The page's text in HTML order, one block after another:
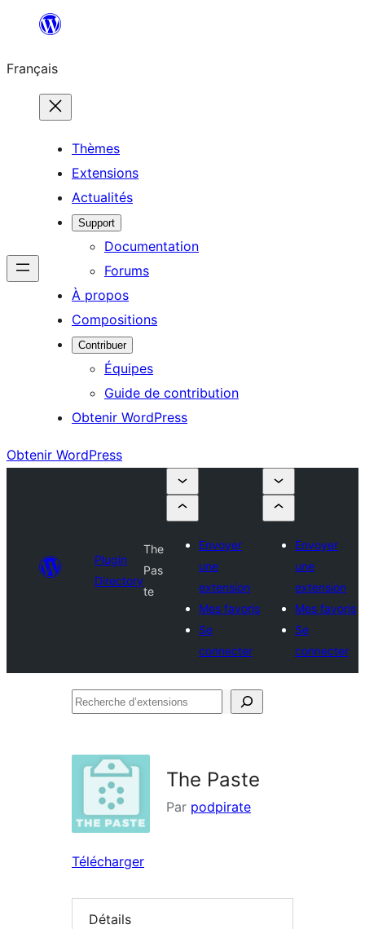
contenu
Français
Thèmes
Extensions
Actualités
Support
Documentation
Forums
À propos
Compositions
Contribuer
Équipes
Guide de contribution
Obtenir WordPress
Obtenir WordPress
Plugin
Directory
The
Pas
te
Envoyer
une
extension
Mes favoris
Se
connecter
Envoyer
une
extension
Mes favoris
Se
connecter
Recherche
The Paste
Par podpirate
Télécharger
Détails